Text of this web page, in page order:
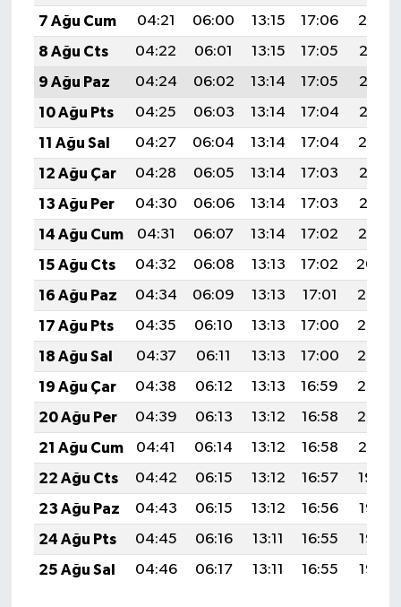
7 Ağu Cum
04:21 06:00 13:15 17:06
20:19
8 Ağu Cts
04:22 06:01 13:15 17:05
20:18
9 Ağu Paz
04:24 06:02 13:14 17:05
20:17
10 Ağu Pts
04:25 06:03 13:14 17:04
20:16
11 Ağu Sal
04:27 06:04 13:14 17:04
20:14
12 Ağu Çar
04:28 06:05 13:14 17:03
20:13
13 Ağu Per
04:30 06:06 13:14 17:03
20:12
14 Ağu Cum
04:31 06:07 13:14 17:02
20:10
15 Ağu Cts
04:32 06:08 13:13 17:02
20:09
16 Ağu Paz
04:34 06:09 13:13 17:01
20:08
17 Ağu Pts
04:35 06:10 13:13 17:00
20:06
18 Ağu Sal
04:37 06:11 13:13 17:00
20:05
19 Ağu Çar
04:38 06:12 13:13 16:59
20:03
20 Ağu Per
04:39 06:13 13:12 16:58
20:02
21 Ağu Cum
04:41 06:14 13:12 16:58
20:01
22 Ağu Cts
04:42 06:15 13:12 16:57
19:59
23 Ağu Paz
04:43 06:15 13:12 16:56
19:58
24 Ağu Pts
04:45 06:16 13:11 16:55
19:56
25 Ağu Sal
04:46 06:17 13:11 16:55 19:55